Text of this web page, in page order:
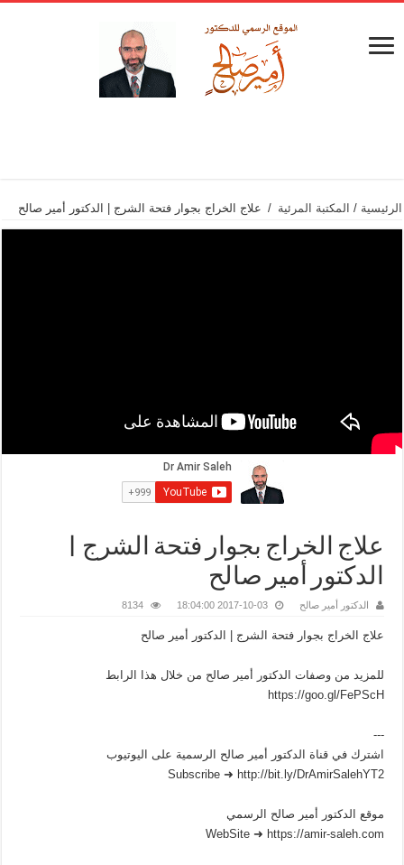
الرئيسية / المكتبة المرئية / علاج الخراج بجوار فتحة الشرج | الدكتور أمير صالح
علاج الخراج بجوار فتحة الشرج |
الدكتور أمير صالح
الدكتور أمير صالح 2017-10-03 18:04:00
8134
علاج الخراج بجوار فتحة الشرج | الدكتور أمير صالح
للمزيد من وصفات الدكتور أمير صالح من خلال هذا الرابط
https://goo.gl/FePScH
---
اشترك في قناة الدكتور أمير صالح الرسمية على اليوتيوب
Subscribe ➜ http://bit.ly/DrAmirSalehYT2
موقع الدكتور أمير صالح الرسمي
WebSite ➜ https://amir-saleh.com